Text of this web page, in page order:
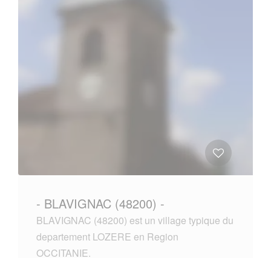
- BLAVIGNAC (48200) -
BLAVIGNAC (48200) est un village typique du
departement LOZERE en Region
OCCITANIE.